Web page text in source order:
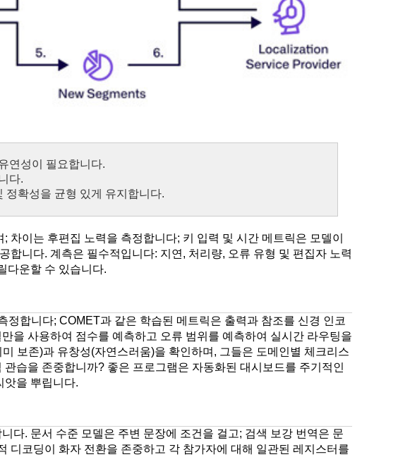
연성이 필요합니다.
다.
정확성을 균형 있게 유지합니다.
이는 후편집 노력을 측정합니다; 키 입력 및 시간 메트릭은 모델이
니다. 계측은 필수적입니다: 지연, 처리량, 오류 유형 및 편집자 노력
다운할 수 있습니다.
합니다; COMET과 같은 학습된 메트릭은 출력과 참조를 신경 인코
을 사용하여 점수를 예측하고 오류 범위를 예측하여 실시간 라우팅을
보존)과 유창성(자연스러움)을 확인하며, 그들은 도메인별 체크리스
습을 존중합니까? 좋은 프로그램은 자동화된 대시보드를 주기적인
앗을 뿌립니다.
다. 문서 수준 모델은 주변 문장에 조건을 걸고; 검색 보강 번역은 문
디코딩이 화자 전환을 존중하고 각 참가자에 대해 일관된 레지스터를